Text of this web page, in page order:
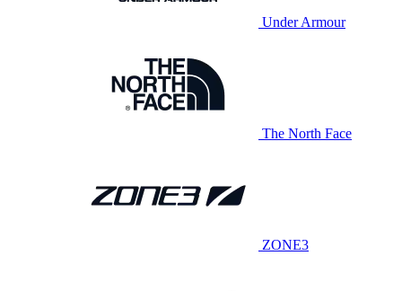
Under Armour
The North Face
ZONE3